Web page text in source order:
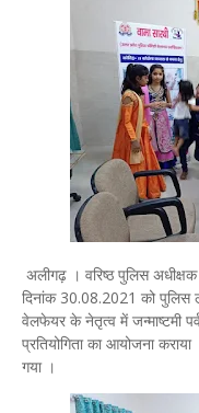
अलीगढ़ । वरिष्ठ पुलिस
दिनांक 30.08.2021 को पुलिस
वेलफेयर के नेतृत्व में जन्माष्टमी
प्रतियोगिता का आयोजना कराया
गया ।